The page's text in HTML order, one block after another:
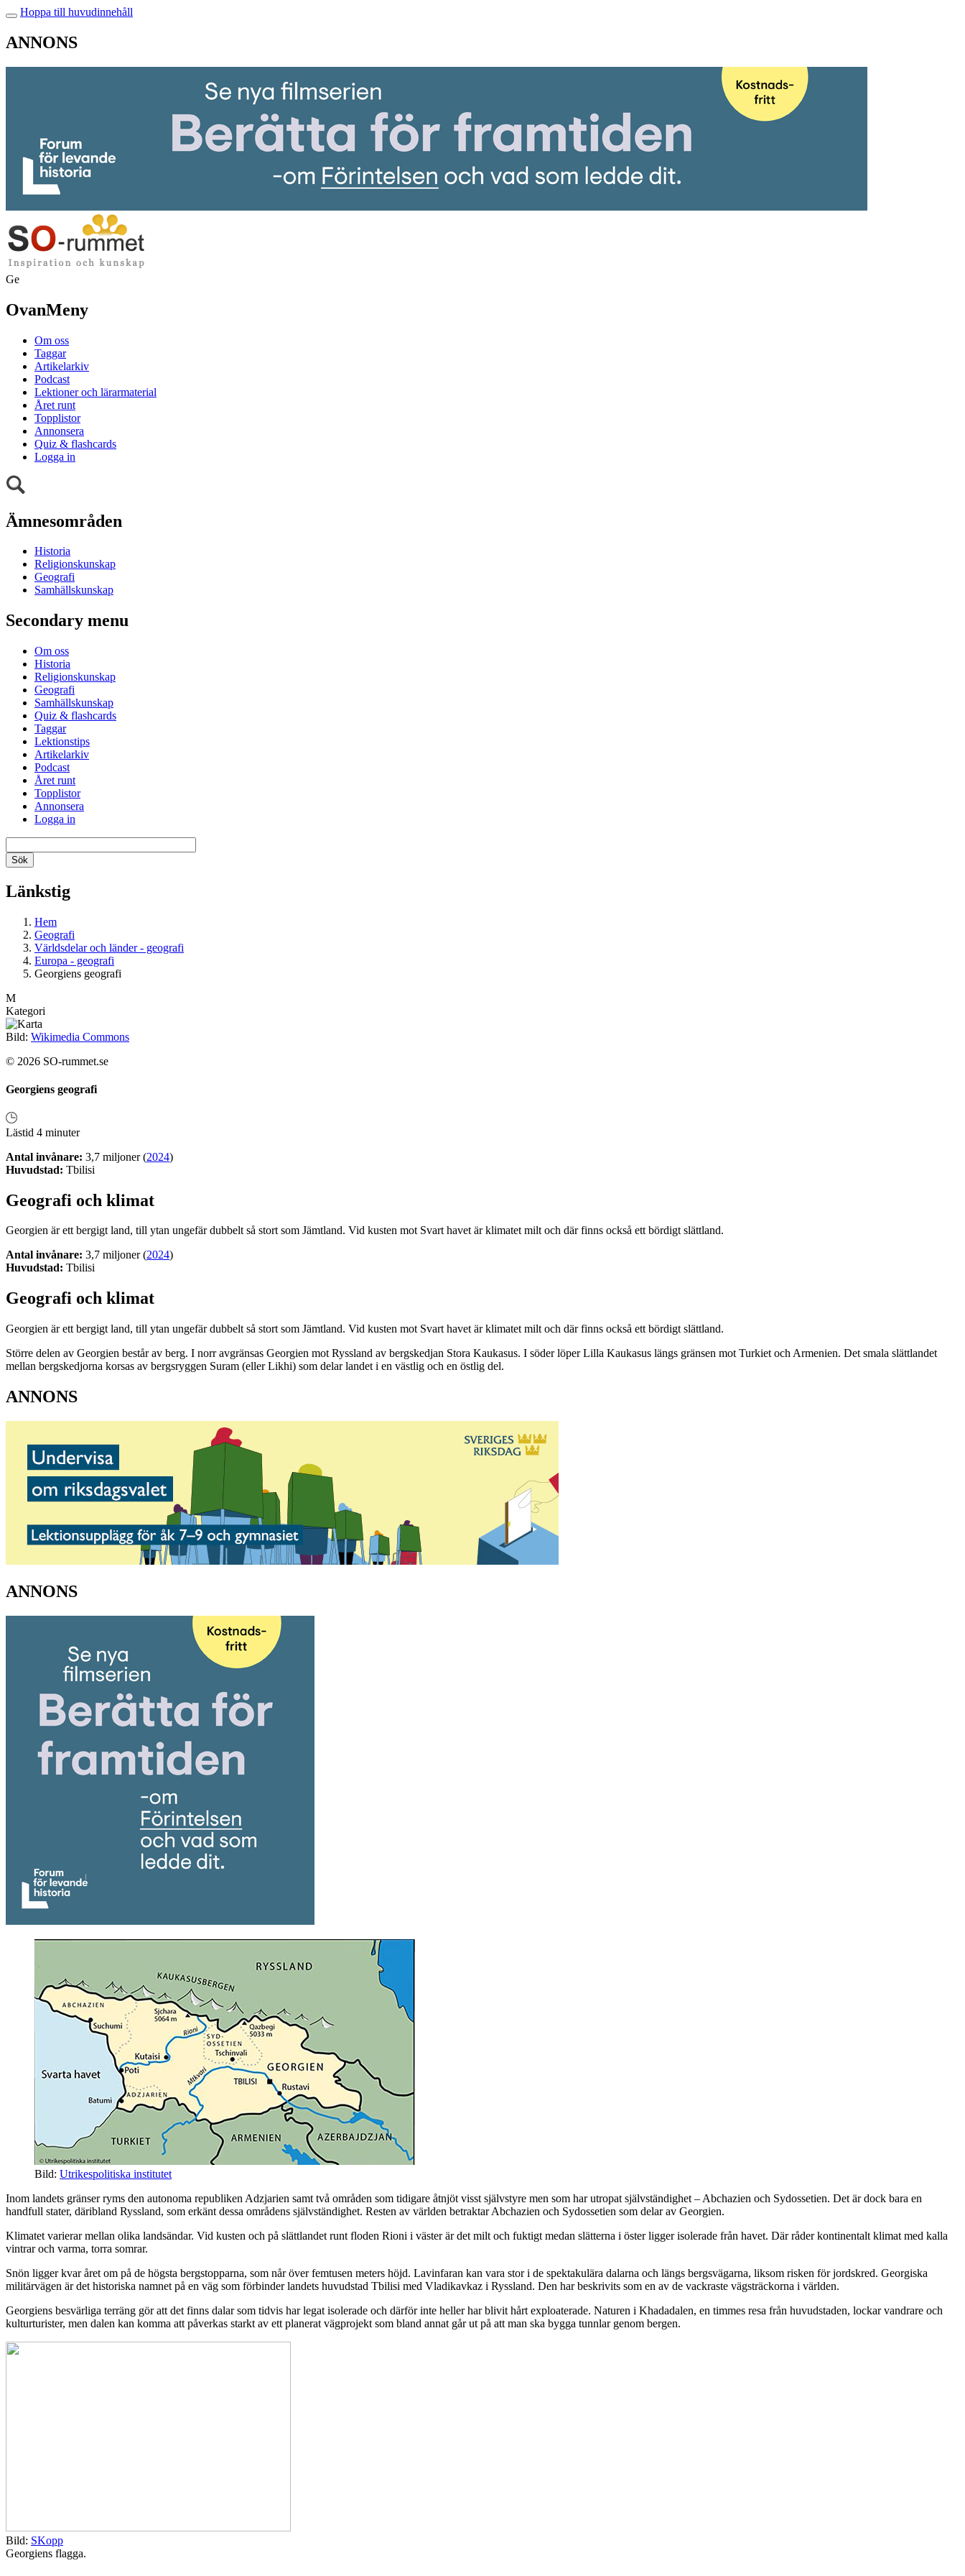
Hoppa till huvudinnehåll
ANNONS
Ge
OvanMeny
Om oss
Taggar
Artikelarkiv
Podcast
Lektioner och lärarmaterial
Året runt
Topplistor
Annonsera
Quiz & flashcards
Logga in
Ämnesområden
Historia
Religionskunskap
Geografi
Samhällskunskap
Secondary menu
Om oss
Historia
Religionskunskap
Geografi
Samhällskunskap
Quiz & flashcards
Taggar
Lektionstips
Artikelarkiv
Podcast
Året runt
Topplistor
Annonsera
Logga in
Länkstig
Hem
Geografi
Världsdelar och länder - geografi
Europa - geografi
Georgiens geografi
M
Kategori
Bild: Wikimedia Commons
© 2026 SO-rummet.se
Georgiens geografi
Lästid 4 minuter
Antal invånare: 3,7 miljoner (2024)
Huvudstad: Tbilisi
Geografi och klimat
Georgien är ett bergigt land, till ytan ungefär dubbelt så stort som Jämtland. Vid kusten mot Svart havet är klimatet milt och där finns också ett bördigt slättland.
Antal invånare: 3,7 miljoner (2024)
Huvudstad: Tbilisi
Geografi och klimat
Georgien är ett bergigt land, till ytan ungefär dubbelt så stort som Jämtland. Vid kusten mot Svart havet är klimatet milt och där finns också ett bördigt slättland.
Större delen av Georgien består av berg. I norr avgränsas Georgien mot Ryssland av bergskedjan Stora Kaukasus. I söder löper Lilla Kaukasus längs gränsen mot Turkiet och Armenien. Det smala slättlandet
mellan bergskedjorna korsas av bergsryggen Suram (eller Likhi) som delar landet i en västlig och en östlig del.
ANNONS
ANNONS
Bild: Utrikespolitiska institutet
Inom landets gränser ryms den autonoma republiken Adzjarien samt två områden som tidigare åtnjöt visst självstyre men som har utropat självständighet – Abchazien och Sydossetien. Det är dock bara en
handfull stater, däribland Ryssland, som erkänt dessa områdens självständighet. Resten av världen betraktar Abchazien och Sydossetien som delar av Georgien.
Klimatet varierar mellan olika landsändar. Vid kusten och på slättlandet runt floden Rioni i väster är det milt och fuktigt medan slätterna i öster ligger isolerade från havet. Där råder kontinentalt klimat med kalla
vintrar och varma, torra somrar.
Snön ligger kvar året om på de högsta bergstopparna, som når över femtusen meters höjd. Lavinfaran kan vara stor i de spektakulära dalarna och längs bergsvägarna, liksom risken för jordskred. Georgiska
militärvägen är det historiska namnet på en väg som förbinder landets huvudstad Tbilisi med Vladikavkaz i Ryssland. Den har beskrivits som en av de vackraste vägsträckorna i världen.
Georgiens besvärliga terräng gör att det finns dalar som tidvis har legat isolerade och därför inte heller har blivit hårt exploaterade. Naturen i Khadadalen, en timmes resa från huvudstaden, lockar vandrare och
kulturturister, men dalen kan komma att påverkas starkt av ett planerat vägprojekt som bland annat går ut på att man ska bygga tunnlar genom bergen.
Bild: SKopp
Georgiens flagga.